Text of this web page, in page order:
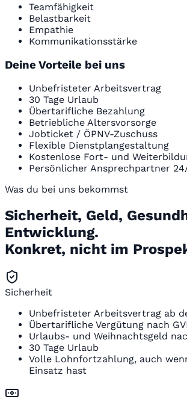
Teamfähigkeit
Belastbarkeit
Empathie
Kommunikationsstärke
Deine Vorteile bei uns
Unbefristeter Arbeitsvertrag
30 Tage Urlaub
Übertarifliche Bezahlung
Betriebliche Altersvorsorge
Jobticket / ÖPNV-Zuschuss
Flexible Dienstplangestaltung
Kostenlose Fort- und
Persönlicher Ansprechpartner
Was du bei uns bekommst
Sicherheit, Geld,
Entwicklung.
Konkret, nicht im
Sicherheit
Unbefristeter Arbeitsvertrag ab
Übertarifliche Vergütung nach
Urlaubs- und Weihnachtsgeld
30 Tage Urlaub
Volle Lohnfortzahlung, auch
Einsatz hast